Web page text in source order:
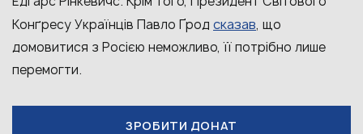
Конґресу Українців Павло Ґрод сказав, що
домовитися з Росією неможливо, її потрібно лише
перемогти.
ЗРОБИТИ ДОНАТ